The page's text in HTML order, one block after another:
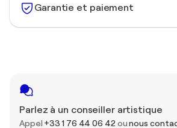
Garantie et paiement
Parlez à un conseiller artistique
Appel +33 1 76 44 06 42 ounous